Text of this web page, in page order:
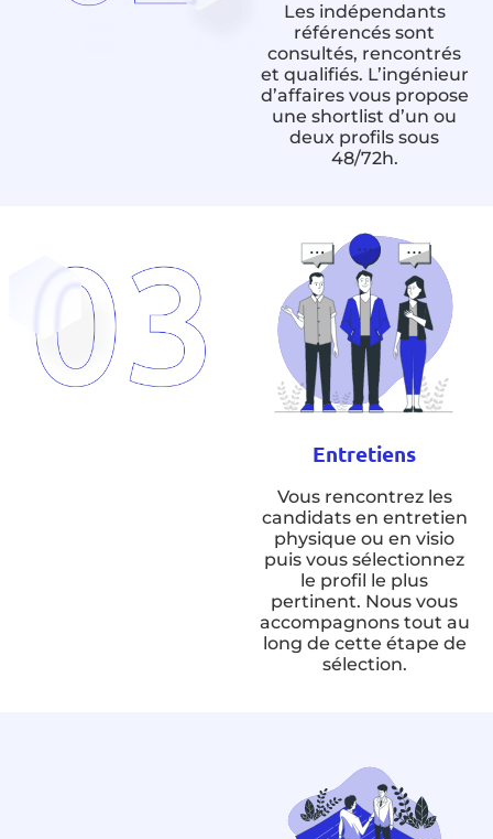
Les indépendants
référencés sont
consultés, rencontrés
et qualifiés. L’ingénieur
d’affaires vous propose
une shortlist d’un ou
deux profils sous
48/72h.
Entretiens
Vous rencontrez les
candidats en entretien
physique ou en visio
puis vous sélectionnez
le profil le plus
pertinent. Nous vous
accompagnons tout au
long de cette étape de
sélection.